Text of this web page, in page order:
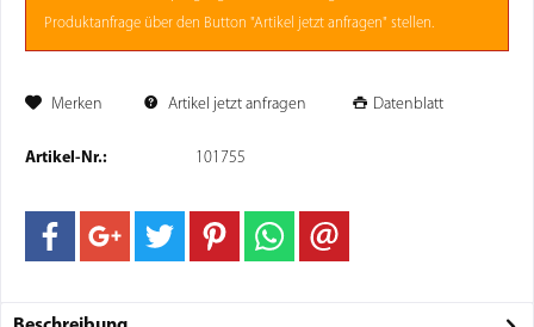
Produktanfrage über den Button "Artikel jetzt anfragen" stellen.
Merken Artikel jetzt anfragen Datenblatt
Artikel-Nr.: 101755